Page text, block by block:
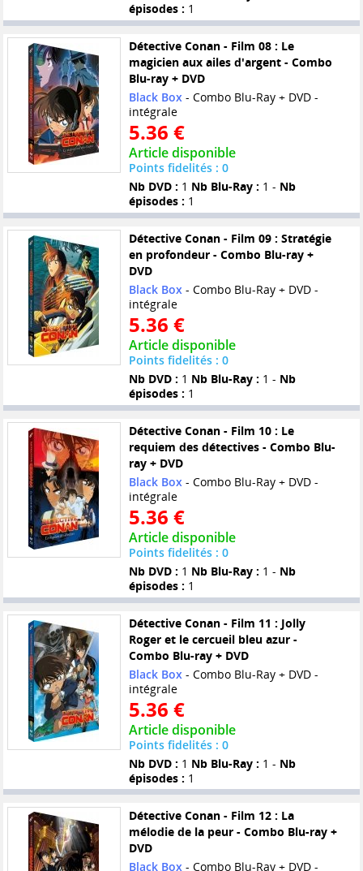
épisodes : 1
Détective Conan - Film 08 : Le
magicien aux ailes d'argent - Combo
Blu-ray + DVD
Black Box- Combo Blu-Ray + DVD -
intégrale
5.36 €
Article disponible
Points fidelités : 0
Nb DVD : 1 Nb Blu-Ray : 1 - Nb
épisodes : 1
Détective Conan - Film 09 : Stratégie
en profondeur - Combo Blu-ray +
DVD
Black Box- Combo Blu-Ray + DVD -
intégrale
5.36 €
Article disponible
Points fidelités : 0
Nb DVD : 1 Nb Blu-Ray : 1 - Nb
épisodes : 1
Détective Conan - Film 10 : Le
requiem des détectives - Combo Blu-
ray + DVD
Black Box- Combo Blu-Ray + DVD -
intégrale
5.36 €
Article disponible
Points fidelités : 0
Nb DVD : 1 Nb Blu-Ray : 1 - Nb
épisodes : 1
Détective Conan - Film 11 : Jolly
Roger et le cercueil bleu azur -
Combo Blu-ray + DVD
Black Box- Combo Blu-Ray + DVD -
intégrale
5.36 €
Article disponible
Points fidelités : 0
Nb DVD : 1 Nb Blu-Ray : 1 - Nb
épisodes : 1
Détective Conan - Film 12 : La
mélodie de la peur - Combo Blu-ray +
DVD
Black Box- Combo Blu-Ray + DVD -